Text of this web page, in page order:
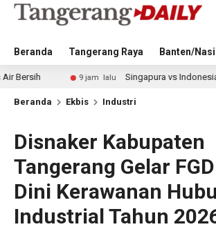
Beranda Tangerang Raya Banten/
9 jam lalu Singapura vs Indonesia: Duel Ilhan
Beranda Ekbis Industri
Disnaker Kabupaten
Tangerang Gelar
Dini Kerawanan
Industrial Tahun